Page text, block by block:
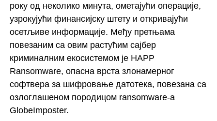
року од неколико минута, ометајући операције,
узрокујући финансијску штету и откривајући
осетљиве информације. Међу претњама
повезаним са овим растућим сајбер
криминалним екосистемом је HAPP
Ransomware, опасна врста злонамерног
софтвера за шифровање датотека, повезана са
озлоглашеном породицом ransomware-а
GlobeImposter.